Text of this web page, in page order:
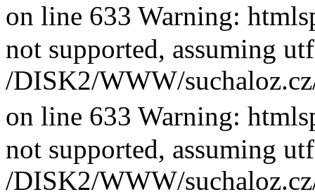
on line 633 Warning:
not supported, assuming
/DISK2/WWW/
on line 633 Warning:
not supported, assuming
/DISK2/WWW/